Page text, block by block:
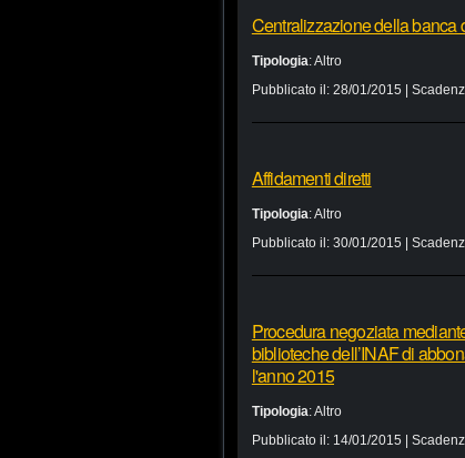
Centralizzazione della banca
Tipologia:Altro
Pubblicato il: 28/01/2015 |
Affidamenti diretti
Tipologia:Altro
Pubblicato il: 30/01/2015 |
Procedura negoziata
biblioteche dell’INAF di
l'anno 2015
Tipologia:Altro
Pubblicato il: 14/01/2015 |